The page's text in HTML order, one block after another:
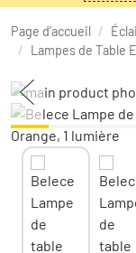
Page d’accueil /
/ Lampes de Table